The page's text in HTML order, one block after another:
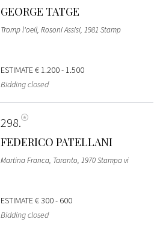
GEORGE TATGE
Tromp l'oeil, Rosoni Assisi, 1981 Stamp
ESTIMATE€ 1.200 - 1.500
Bidding closed
298
FEDERICO PATELLANI
Martina Franca, Taranto, 1970 Stampa vi
ESTIMATE€ 300 - 600
Bidding closed